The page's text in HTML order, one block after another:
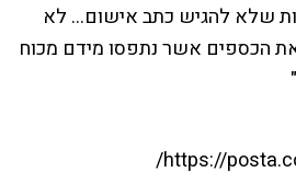
שלא להגיש כתב אישום… לא
הכספים אשר נתפסו מידם מכוח
https://